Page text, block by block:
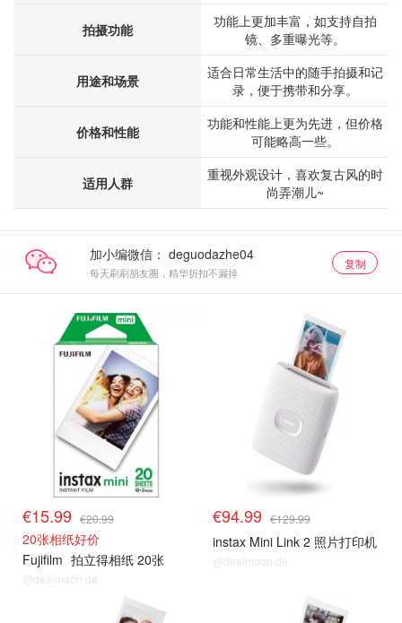
拍摄功能
功能上更加丰富，如支持自拍
镜、多重曝光等。
用途和场景
适合日常生活中的随手拍摄和记
录，便于携带和分享。
价格和性能
功能和性能上更为先进，但价格
可能略高一些。
适用人群
重视外观设计，喜欢复古风的时
尚弄潮儿~
加小编微信：
每天刷刷朋友圈，精华折扣不漏掉
复制
€15.99 €20.99
20张相纸好价
Fujifilm 拍立得相纸 20张
@dealmoon.de
€94.99 €129.99
instax Mini Link 2 照片打印机
@dealmoon.de